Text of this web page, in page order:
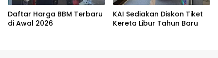
Daftar Harga BBM Terbaru
di Awal 2026
KAI Sediakan Diskon Tiket
Kereta Libur Tahun Baru